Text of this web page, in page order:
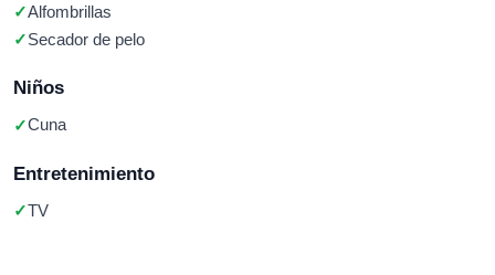
Alfombrillas
Secador de pelo
Niños
Cuna
Entretenimiento
TV